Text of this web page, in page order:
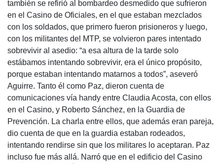
también se refirió al bombardeo desmedido que sufrieron
en el Casino de Oficiales, en el que estaban mezclados
con los soldados, que primero fueron prisioneros y luego,
con los militantes del MTP, se volvieron pares intentado
sobrevivir al asedio: “a esa altura de la tarde solo
estábamos intentando sobrevivir, era el único propósito,
porque estaban intentando matarnos a todos”, aseveró
Aguirre. Tanto él como Paz, dieron cuenta de
comunicaciones vía handy entre Claudia Acosta, con ellos
en el Casino, y Roberto Sánchez, en la Guardia de
Prevención. La charla entre ellos, que además eran pareja,
dio cuenta de que en la guardia estaban rodeados,
intentando rendirse sin que los militares lo aceptaran. Paz
incluso fue más allá. Narró que en el edificio del Casino